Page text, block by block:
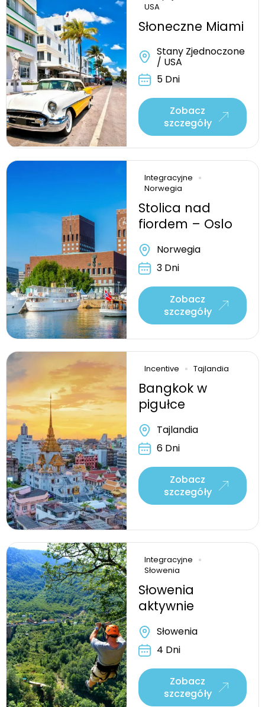
USA
Słoneczne Miami
Stany Zjednoczone
/ USA
5 Dni
Zobacz
szczegóły
Integracyjne
Norwegia
Stolica nad
fiordem – Oslo
Norwegia
3 Dni
Zobacz
szczegóły
Incentive Tajlandia
Bangkok w
pigułce
Tajlandia
6 Dni
Zobacz
szczegóły
Integracyjne
Słowenia
Słowenia
aktywnie
Słowenia
4 Dni
Zobacz
szczegóły